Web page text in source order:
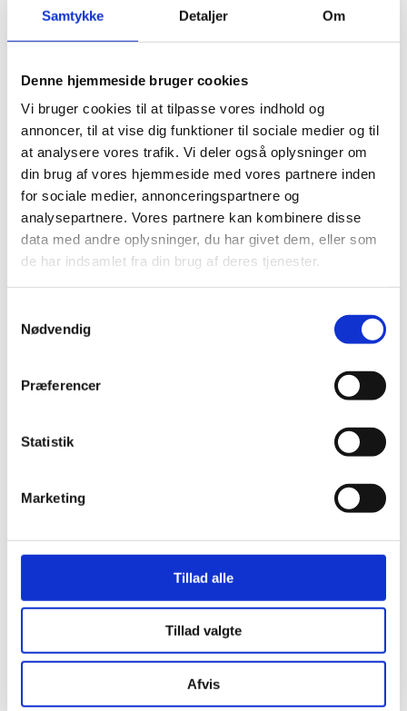
Samtykke Detaljer Om
Denne hjemmeside bruger cookies
Vi bruger cookies til at tilpasse vores indhold og
annoncer, til at vise dig funktioner til sociale medier og til
at analysere vores trafik. Vi deler også oplysninger om
din brug af vores hjemmeside med vores partnere inden
for sociale medier, annonceringspartnere og
analysepartnere. Vores partnere kan kombinere disse
data med andre oplysninger, du har givet dem, eller som
de har indsamlet fra din brug af deres tjenester.
Nødvendig
Præferencer
Statistik
Marketing
Tillad alle
Tillad valgte
Afvis
hovedafdeling i Hillerød og underafdeling i Birkerød. Vi
så vi ved, hvad vi laver. Vi fornyer os hele tiden ved at
kunne tilbyde de nyeste og mest moderne
glasløsninger, men samtidig holder vi fast i de gamle
dyder, der fungerer. Vi beskæftiger os med alt inden
for glarmesterfaget, herunder har vi specialafdeling
med reparation og udskiftning af bilglas som en del af
Ryds Bilglas.
Oprettet den12. februar 2022 .
NÆSTE
Glarmester
På vores værksted tilskærer, sliber og forarbejder
vi glas og spejle til både private, håndværkere og
Bilglas
I vores bilglas afdeling reparerer vi stenslag i din